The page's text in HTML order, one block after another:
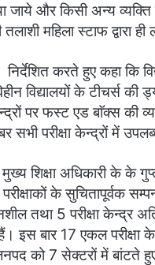
जाये और किसी अन्य
महिला स्टाफ द्वारा ही
करते हुए कहा कि
विद्यालयों के टीचर्स की
पर फस्ट एड बाॅक्स की
सभी परीक्षा केन्द्रों में
शिक्षा अधिकारी के के
परीक्षाकों के सुचितापूर्वक
तथा 5 परीक्षा केन्द्र
इस बार 17 एकल परीक्षा
को 7 सेक्टरों में बांटते